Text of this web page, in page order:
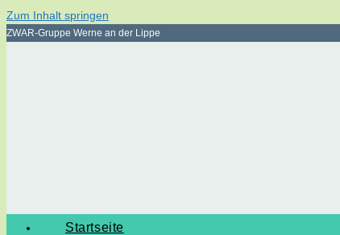
Zum Inhalt springen
ZWAR-Gruppe Werne an der Lippe
Startseite